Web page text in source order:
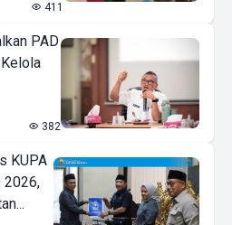
411
PAD
382
KUPA
2026,